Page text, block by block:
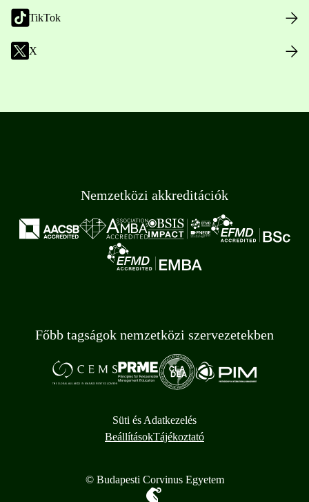
TikTok
X
Nemzetközi akkreditációk
Főbb tagságok nemzetközi szervezetekben
Süti és Adatkezelés
BeállításokTájékoztató
© Budapesti Corvinus Egyetem